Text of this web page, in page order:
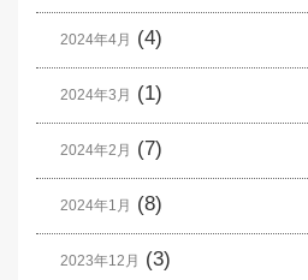
2024年4月 (4)
2024年3月 (1)
2024年2月 (7)
2024年1月 (8)
2023年12月 (3)